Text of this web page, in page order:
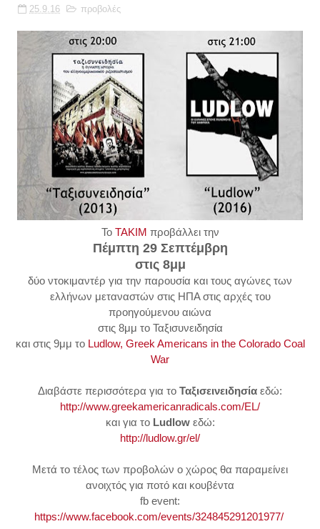
25.9.16 προβολές
Το TAKIM προβάλλει την
Πέμπτη 29 Σεπτέμβρη
στις 8μμ
δύο ντοκιμαντέρ για την παρουσία και τους αγώνες των
ελλήνων μεταναστών στις ΗΠΑ στις αρχές του
προηγούμενου αιώνα
στις 8μμ το Ταξισυνειδησία
και στις 9μμ το Ludlow, Greek Americans in the Colorado Coal
War
Διαβάστε περισσότερα για το Ταξισεινειδησία εδώ:
http://www.greekamericanradicals.com/EL/
και για το Ludlow εδώ:
http://ludlow.gr/el/
Μετά το τέλος των προβολών ο χώρος θα παραμείνει
ανοιχτός για ποτό και κουβέντα
fb event:
https://www.facebook.com/events/324845291201977/